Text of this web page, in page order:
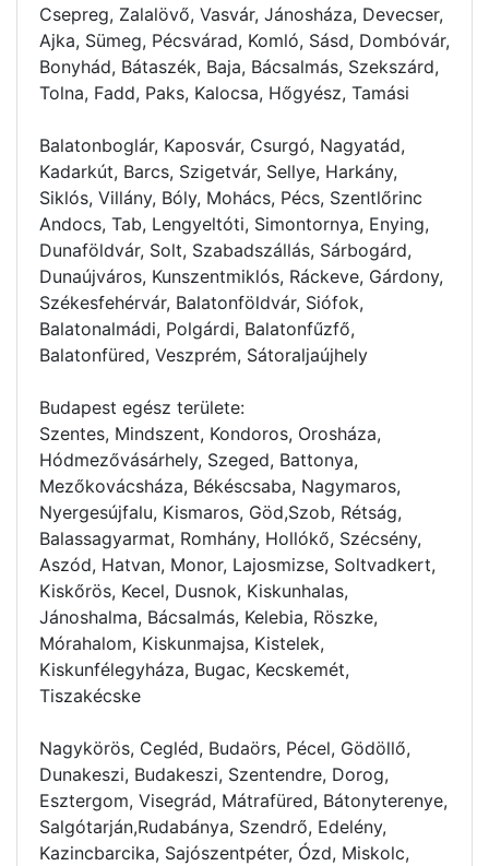
Csepreg, Zalalövő, Vasvár, Jánosháza, Devecser,
Ajka, Sümeg, Pécsvárad, Komló, Sásd, Dombóvár,
Bonyhád, Bátaszék, Baja, Bácsalmás, Szekszárd,
Tolna, Fadd, Paks, Kalocsa, Hőgyész, Tamási
Balatonboglár, Kaposvár, Csurgó, Nagyatád,
Kadarkút, Barcs, Szigetvár, Sellye, Harkány,
Siklós, Villány, Bóly, Mohács, Pécs, Szentlőrinc
Andocs, Tab, Lengyeltóti, Simontornya, Enying,
Dunaföldvár, Solt, Szabadszállás, Sárbogárd,
Dunaújváros, Kunszentmiklós, Ráckeve, Gárdony,
Székesfehérvár, Balatonföldvár, Siófok,
Balatonalmádi, Polgárdi, Balatonfűzfő,
Balatonfüred, Veszprém, Sátoraljaújhely
Budapest egész területe:
Szentes, Mindszent, Kondoros, Orosháza,
Hódmezővásárhely, Szeged, Battonya,
Mezőkovácsháza, Békéscsaba, Nagymaros,
Nyergesújfalu, Kismaros, Göd,Szob, Rétság,
Balassagyarmat, Romhány, Hollókő, Szécsény,
Aszód, Hatvan, Monor, Lajosmizse, Soltvadkert,
Kiskőrös, Kecel, Dusnok, Kiskunhalas,
Jánoshalma, Bácsalmás, Kelebia, Röszke,
Mórahalom, Kiskunmajsa, Kistelek,
Kiskunfélegyháza, Bugac, Kecskemét,
Tiszakécske
Nagykörös, Cegléd, Budaörs, Pécel, Gödöllő,
Dunakeszi, Budakeszi, Szentendre, Dorog,
Esztergom, Visegrád, Mátrafüred, Bátonyterenye,
Salgótarján,Rudabánya, Szendrő, Edelény,
Kazincbarcika, Sajószentpéter, Ózd, Miskolc,